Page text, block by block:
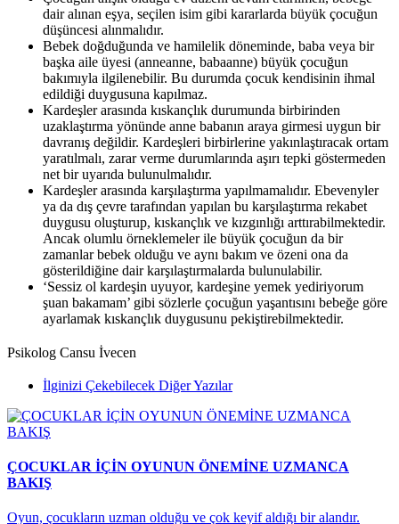
dair alınan eşya, seçilen isim gibi kararlarda büyük çocuğun
düşüncesi alınmalıdır.
Bebek doğduğunda ve hamilelik döneminde, baba veya bir
başka aile üyesi (anneanne, babaanne) büyük çocuğun
bakımıyla ilgilenebilir. Bu durumda çocuk kendisinin ihmal
edildiği duygusuna kapılmaz.
Kardeşler arasında kıskançlık durumunda birbirinden
uzaklaştırma yönünde anne babanın araya girmesi uygun bir
davranış değildir. Kardeşleri birbirlerine yakınlaştıracak ortam
yaratılmalı, zarar verme durumlarında aşırı tepki göstermeden
net bir uyarıda bulunulmalıdır.
Kardeşler arasında karşılaştırma yapılmamalıdır. Ebevenyler
ya da dış çevre tarafından yapılan bu karşılaştırma rekabet
duygusu oluşturup, kıskançlık ve kızgınlığı arttırabilmektedir.
Ancak olumlu örneklemeler ile büyük çocuğun da bir
zamanlar bebek olduğu ve aynı bakım ve özeni ona da
gösterildiğine dair karşılaştırmalarda bulunulabilir.
‘Sessiz ol kardeşin uyuyor, kardeşine yemek yediriyorum
şuan bakamam’ gibi sözlerle çocuğun yaşantısını bebeğe göre
ayarlamak kıskançlık duygusunu pekiştirebilmektedir.
Psikolog Cansu İvecen
İlginizi Çekebilecek Diğer Yazılar
ÇOCUKLAR İÇİN OYUNUN ÖNEMİNE UZMANCA
BAKIŞ
Oyun, çocukların uzman olduğu ve çok keyif aldığı bir alandır.